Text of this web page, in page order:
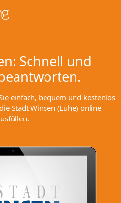
Schnell und
einfach, bequem und kostenlos
Stadt Winsen (Luhe) online